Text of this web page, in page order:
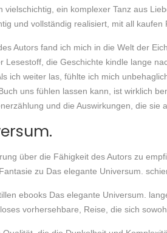
ein komplexer Tanz aus
und vollständig realisiert, mit all
Autors fand ich mich in die Welt der
die Geschichte kindle lange
ich weiter las, fühlte ich mich
uns fühlen lassen kann, ist wirklich
und die Auswirkungen, die sie
über die Fähigkeit des Autors zu
zu Das elegante Universum.
ebooks Das elegante Universum.
vorhersehbare, Reise, die sich